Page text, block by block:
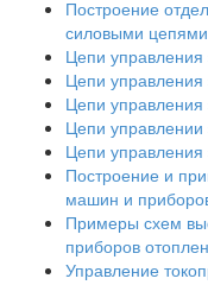
Построение
силовыми цепями
Цепи управления
Цепи
Цепи управления
Цепи управлении
Цепи
Построение и
машин и
Примеры схем
приборов
Управление